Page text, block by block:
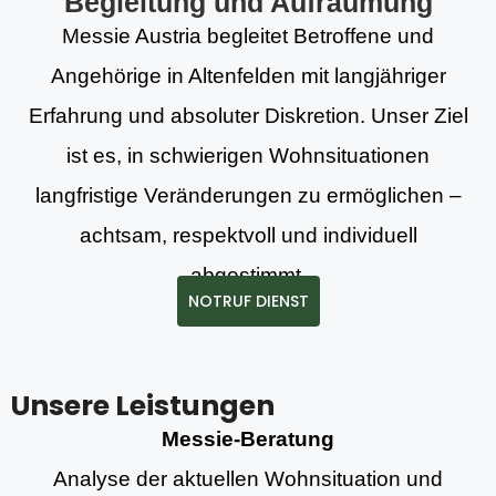
Messie Austria begleitet Betroffene und
Angehörige in Altenfelden mit langjähriger
Erfahrung und absoluter Diskretion. Unser Ziel
ist es, in schwierigen Wohnsituationen
langfristige Veränderungen zu ermöglichen –
achtsam, respektvoll und individuell
abgestimmt.
NOTRUF DIENST
Unsere Leistungen
Messie-Beratung
Analyse der aktuellen Wohnsituation und